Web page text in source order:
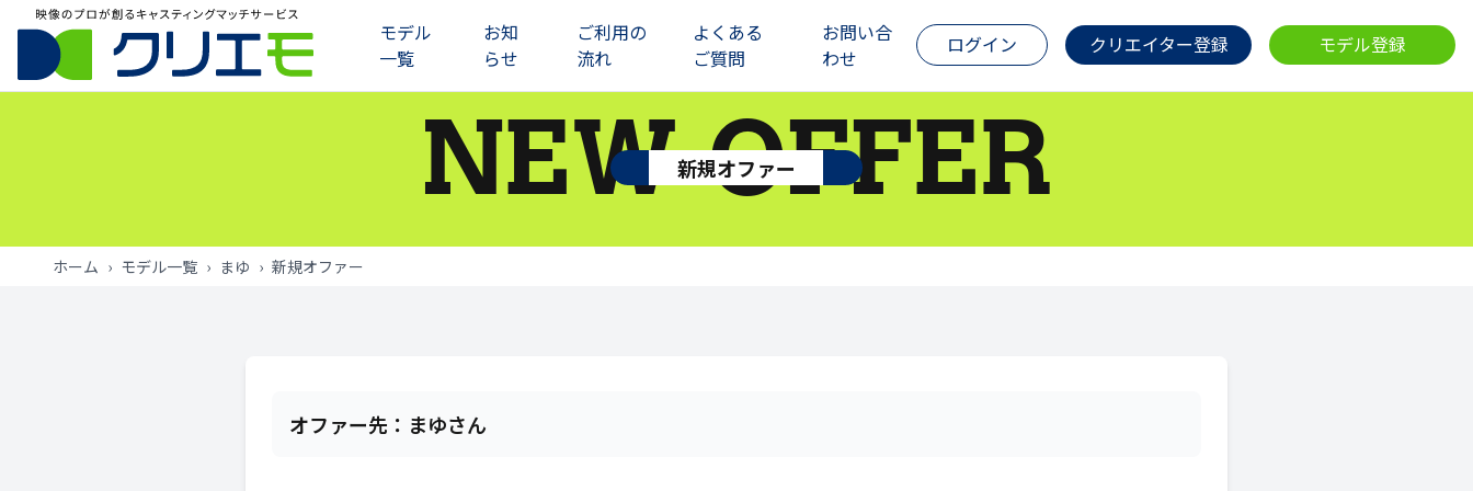
モデル
一覧
お知
らせ
ご利用の
流れ
よくある
ご質問
お問い合
わせ
ログイン クリエイター登録 モデル登録
新規オファー
NEW OFFER
ホーム › モデル一覧 › まゆ › 新規オファー
オファー先： まゆさん